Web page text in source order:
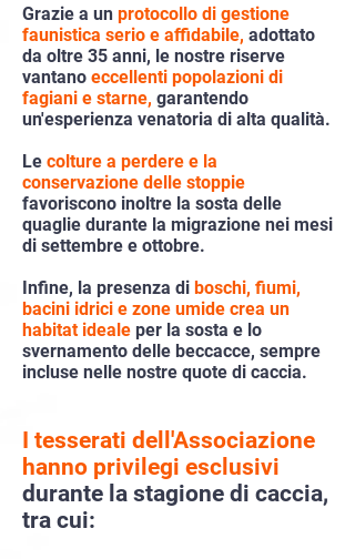
Grazie a un protocollo di gestione
faunistica serio e affidabile, adottato
da oltre 35 anni, le nostre riserve
vantano eccellenti popolazioni di
fagiani e starne, garantendo
un'esperienza venatoria di alta qualità.
Le colture a perdere e la
conservazione delle stoppie
favoriscono inoltre la sosta delle
quaglie durante la migrazione nei mesi
di settembre e ottobre.
Infine, la presenza di boschi, fiumi,
bacini idrici e zone umide crea un
habitat ideale per la sosta e lo
svernamento delle beccacce, sempre
incluse nelle nostre quote di caccia.
I tesserati dell'Associazione
hanno privilegi esclusivi
durante la stagione di caccia,
tra cui: